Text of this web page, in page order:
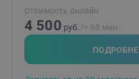
- главные принципы в
стресса и тревоги? Ищете
проблем, которые мешают
Жизнь не всегда бывает
оказываемся перед
Стоимость онлайн
4 500 руб. /≈ 60 мин.